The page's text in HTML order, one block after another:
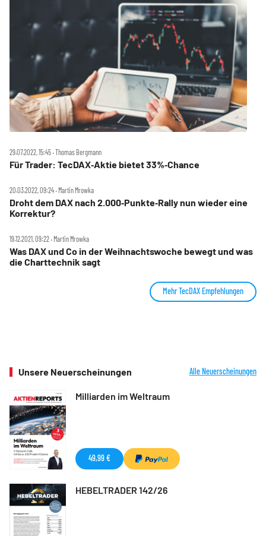
29.07.2022, 15:45 ‧ Thomas Bergmann
Für Trader: TecDAX‑Aktie bietet 33%‑Chance
20.03.2022, 09:24 ‧ Martin Mrowka
Droht dem DAX nach 2.000‑Punkte‑Rally nun wieder eine
Korrektur?
19.12.2021, 09:22 ‧ Martin Mrowka
Was DAX und Co in der Weihnachtswoche bewegt und was
die Charttechnik sagt
Mehr TecDAX Empfehlungen
Unsere Neuerscheinungen Alle Neuerscheinungen
Milliarden im Weltraum
49,99 €
HEBELTRADER 142/26